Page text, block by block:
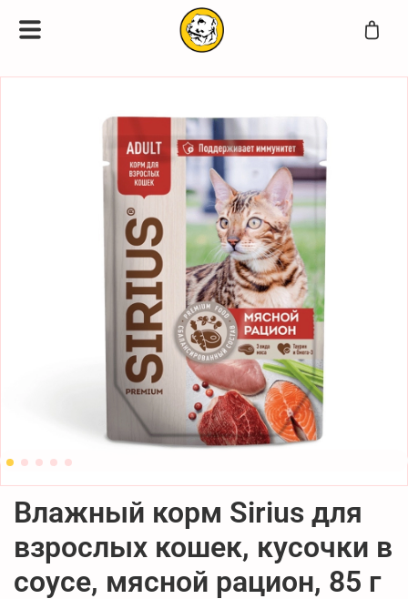
Влажный корм Sirius для
взрослых кошек, кусочки в
соусе, мясной рацион, 85 г